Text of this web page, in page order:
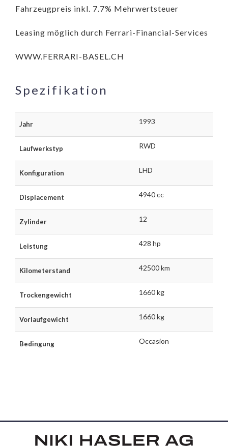
Fahrzeugpreis inkl. 7.7% Mehrwertsteuer
Leasing möglich durch Ferrari-Financial-Services
WWW.FERRARI-BASEL.CH
Spezifikation
Jahr 1993
Laufwerkstyp RWD
Konfiguration LHD
Displacement 4940 cc
Zylinder 12
Leistung 428 hp
Kilometerstand 42500 km
Trockengewicht 1660 kg
Vorlaufgewicht 1660 kg
Bedingung Occasion